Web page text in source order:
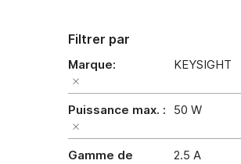
Filtrer par
Marque KEYSIGHT
Puissance max. 50 W
Gamme de
2.5 A